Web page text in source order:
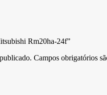
Rm20ha-24f”
Campos obrigatórios